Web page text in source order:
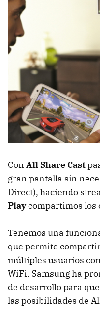
Con All Share Cast
gran pantalla sin
Direct), haciendo
Playcompartimos los
Tenemos una
que permite
múltiples usuarios
WiFi. Samsung ha
de desarrollo para
las posibilidades de